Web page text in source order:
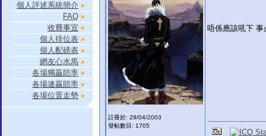
個人評述系統簡介
FAQ
收費事宜
個人排位表
個人配磅表
網友心水馬
各場獨贏賠率
各場連贏賠率
各場位置走勢
註冊於: 29/04/2003
發帖數目: 1705
唔係應該吼下 事